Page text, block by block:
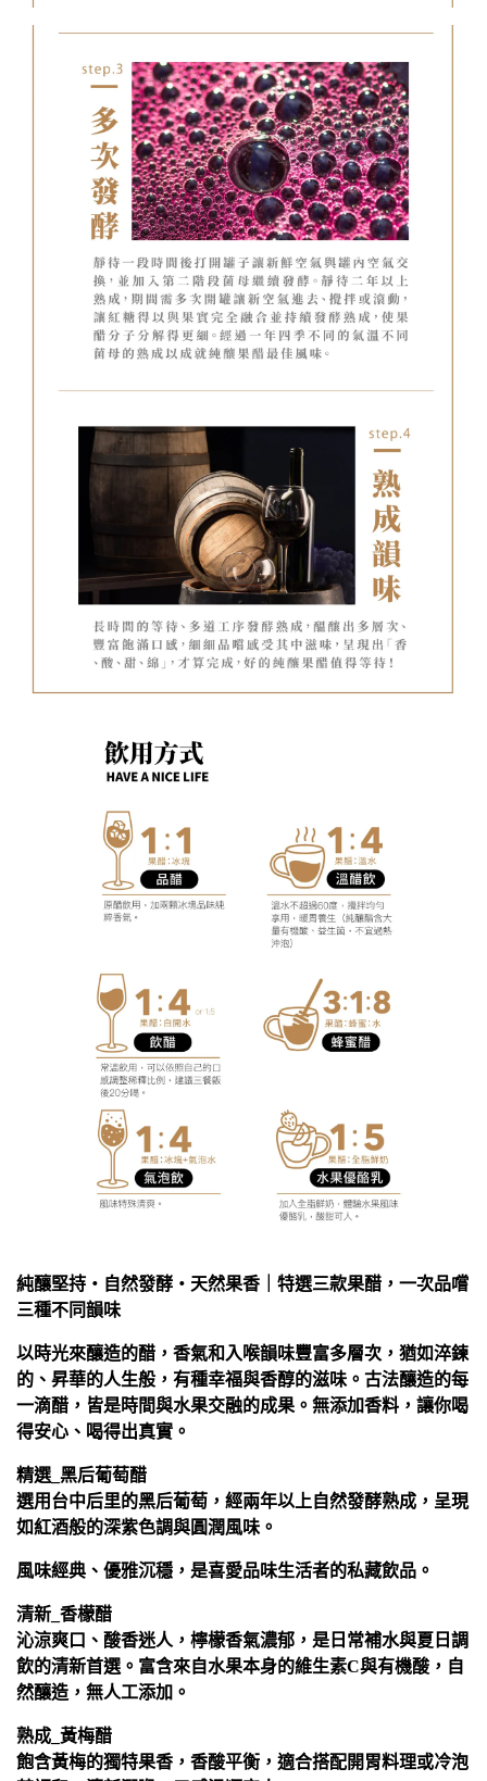
純釀堅持・自然發酵・天然果香｜特選三款果醋，一次品嚐
三種不同韻味
以時光來釀造的醋，香氣和入喉韻味豐富多層次，猶如淬鍊
的、昇華的人生般，有種幸福與香醇的滋味。古法釀造的每
一滴醋，皆是時間與水果交融的成果。無添加香料，讓你喝
得安心、喝得出真實。
精選_黑后葡萄醋
選用台中后里的黑后葡萄，經兩年以上自然發酵熟成，呈現
如紅酒般的深紫色調與圓潤風味。
風味經典、優雅沉穩，是喜愛品味生活者的私藏飲品。
清新_香檬醋
沁涼爽口、酸香迷人，檸檬香氣濃郁，是日常補水與夏日調
飲的清新首選。富含來自水果本身的維生素C與有機酸，自
然釀造，無人工添加。
熟成_黃梅醋
飽含黃梅的獨特果香，香酸平衡，適合搭配開胃料理或冷泡